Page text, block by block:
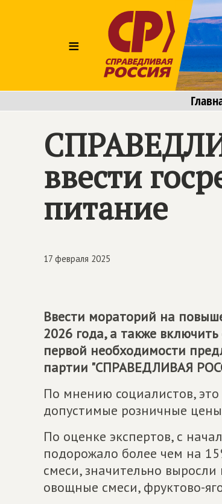
≡
ввести
питание
17 февраля 2025
Ввести мораторий на
2026 года, а также
первой необходимости
партии "СПРАВЕДЛИВАЯ
По мнению социалистов,
допустимые розничные
По оценке экспертов, с
подорожало более чем на
смеси, значительно
овощные смеси, фруктово-